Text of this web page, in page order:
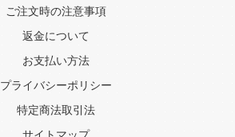
ご注文時の注意事項
返金について
お支払い方法
プライバシーポリシー
特定商法取引法